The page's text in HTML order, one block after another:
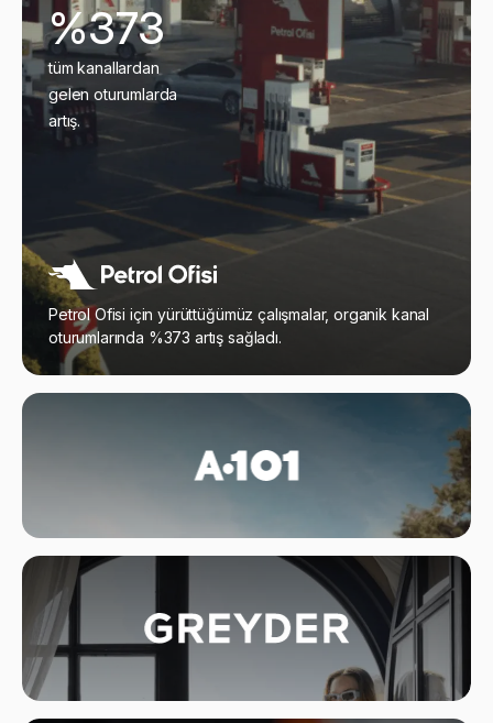
%373
tüm kanallardan
gelen oturumlarda
artış.
Petrol Ofisi için yürüttüğümüz çalışmalar, organik kanal
oturumlarında %373 artış sağladı.